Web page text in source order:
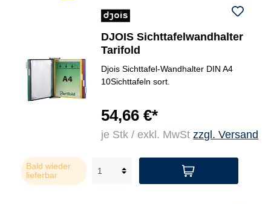
DJOIS Sichttafelwandhalter
Tarifold
Djois Sichttafel-Wandhalter DIN A4
10Sichttafeln sort.
54,66 €*
je Stk / exkl. MwStzzgl. Versand
Bald wieder
lieferbar